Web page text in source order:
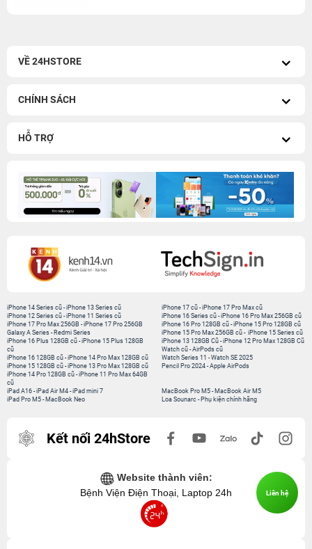
VỀ 24HSTORE
CHÍNH SÁCH
HỖ TRỢ
iPhone 14 Series cũ -iPhone 13 Series cũ
iPhone 12 Series cũ -iPhone 11 Series cũ
iPhone 17 Pro Max 256GB -iPhone 17 Pro 256GB
Galaxy A Series - Redmi Series
iPhone 17 cũ-iPhone 17 Pro Max cũ
iPhone 16 Series cũ- iPhone 16 Pro Max 256GB cũ
iPhone 16 Pro 128GB cũ-iPhone 15 Pro 128GB cũ
iPhone 15 Pro Max 256GB cũ- iPhone 15 Series cũ
iPhone 16 Plus 128GB cũ -iPhone 15 Plus 128GB
cũ
iPhone 16 128GB cũ -iPhone 14 Pro Max 128GB cũ
iPhone 15 128GB cũ -iPhone 13 Pro Max 128GB cũ
iPhone 14 Pro 128GB cũ -iPhone 11 Pro Max 64GB
cũ
iPhone 13 128GB Cũ-iPhone 12 Pro Max 128GB Cũ
Watch cũ-AirPods cũ
Watch Series 11 -Watch SE 2025
Pencil Pro 2024-Apple AirPods
iPad A16 -iPad Air M4 -iPad mini 7
iPad Pro M5 - MacBook Neo
MacBook Pro M5- MacBook Air M5
Loa Sounarc- Phụ kiện chính hãng
Kết nối 24hStore
Website thành viên:
Bệnh Viện Điện Thoại, Laptop 24h
Liên hệ